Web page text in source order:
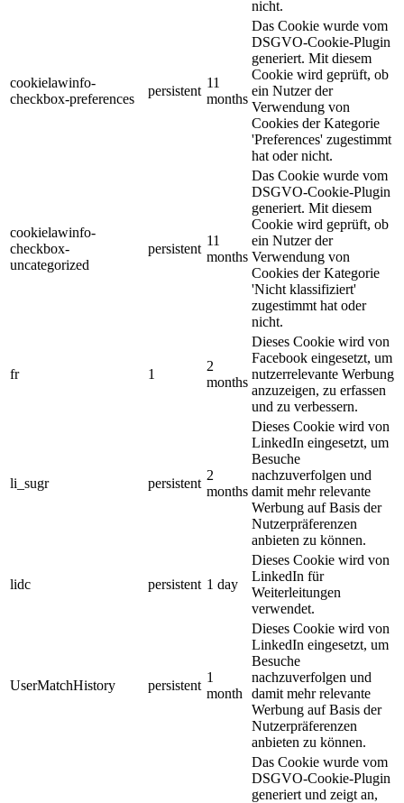
nicht.
cookielawinfo-
checkbox-preferences
persistent
11
months
Das Cookie wurde vom
DSGVO-Cookie-Plugin
generiert. Mit diesem
Cookie wird geprüft, ob
ein Nutzer der
Verwendung von
Cookies der Kategorie
'Preferences' zugestimmt
hat oder nicht.
cookielawinfo-
checkbox-
uncategorized
persistent
11
months
Das Cookie wurde vom
DSGVO-Cookie-Plugin
generiert. Mit diesem
Cookie wird geprüft, ob
ein Nutzer der
Verwendung von
Cookies der Kategorie
'Nicht klassifiziert'
zugestimmt hat oder
nicht.
fr 1
2
months
Dieses Cookie wird von
Facebook eingesetzt, um
nutzerrelevante Werbung
anzuzeigen, zu erfassen
und zu verbessern.
li_sugr persistent
2
months
Dieses Cookie wird von
LinkedIn eingesetzt, um
Besuche
nachzuverfolgen und
damit mehr relevante
Werbung auf Basis der
Nutzerpräferenzen
anbieten zu können.
lidc persistent 1 day
Dieses Cookie wird von
LinkedIn für
Weiterleitungen
verwendet.
UserMatchHistory persistent
1
month
Dieses Cookie wird von
LinkedIn eingesetzt, um
Besuche
nachzuverfolgen und
damit mehr relevante
Werbung auf Basis der
Nutzerpräferenzen
anbieten zu können.
Das Cookie wurde vom
DSGVO-Cookie-Plugin
generiert und zeigt an,